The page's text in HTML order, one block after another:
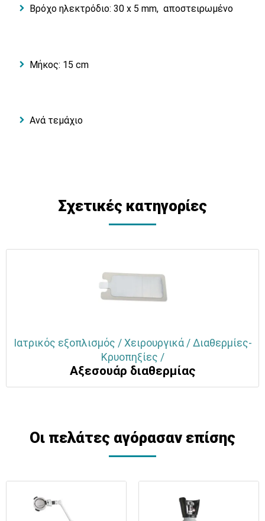
Βρόχο ηλεκτρόδιο: 30 x 5 mm, αποστειρωμένο
Μήκος: 15 cm
Ανά τεμάχιο
Σχετικές κατηγορίες
Ιατρικός εξοπλισμός / Χειρουργικά / Διαθερμίες-
Κρυοπηξίες /
Αξεσουάρ διαθερμίας
Οι πελάτες αγόρασαν επίσης